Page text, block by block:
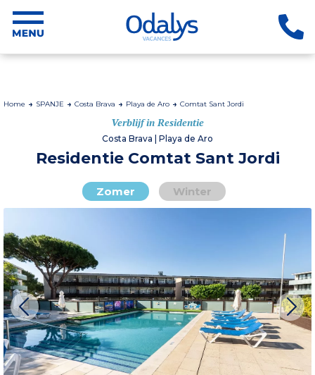
Home SPANJE Costa Brava Playa de Aro Comtat Sant Jordi
Verblijf in Residentie
Costa Brava | Playa de Aro
Residentie Comtat Sant Jordi
Zomer Winter